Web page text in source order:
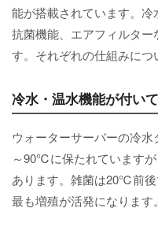
能が搭載されています。冷
抗菌機能、エアフィルタ
す。それぞれの仕組みにつ
冷水・温水機能が付い
ウォーターサーバーの冷
～90℃に保たれています
あります。雑菌は20℃前
最も増殖が活発になります。